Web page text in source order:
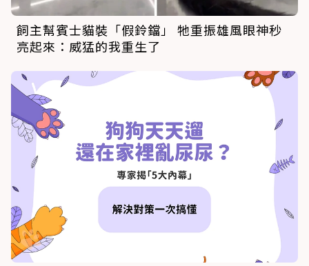
飼主幫賓士貓裝「假鈴鐺」 牠重振雄風眼神秒
亮起來：威猛的我重生了